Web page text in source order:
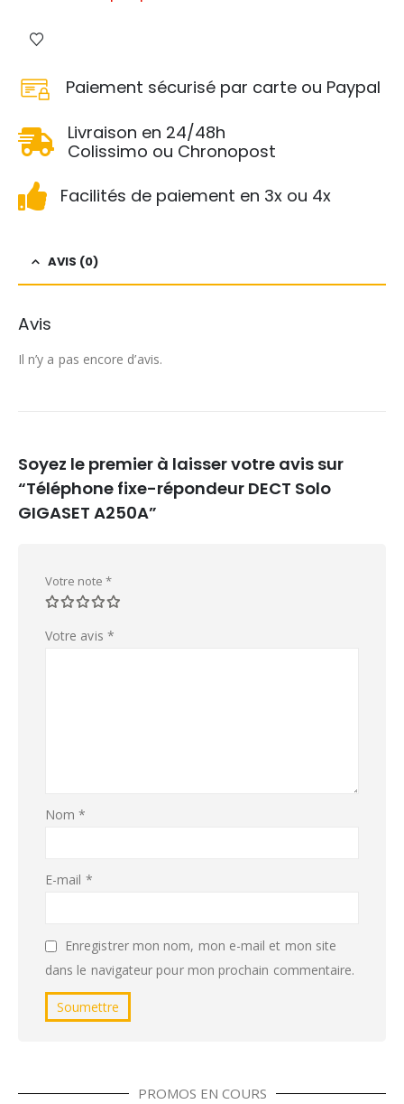
Paiement sécurisé par carte ou Paypal
Livraison en 24/48h
Colissimo ou Chronopost
Facilités de paiement en 3x ou 4x
AVIS (0)
Avis
Il n’y a pas encore d’avis.
Soyez le premier à laisser votre avis sur
“Téléphone fixe-répondeur DECT Solo
GIGASET A250A”
Votre note *
Votre avis *
Nom*
E-mail *
Enregistrer mon nom, mon e-mail et mon site
dans le navigateur pour mon prochain commentaire.
PROMOS EN COURS